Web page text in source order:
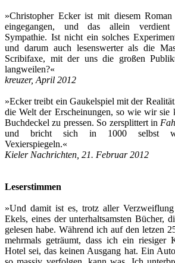
»Christopher Ecker ist mit diesem
eingegangen, und das allein verdient
Sympathie. Ist nicht ein solches
und darum auch lesenswerter als die
Scribifaxe, mit der uns die großen
langweilen?«
kreuzer, April 2012
»Ecker treibt ein Gaukelspiel mit der
die Welt der Erscheinungen, so wie wir sie
Buchdeckel zu pressen. So zersplittert in
und bricht sich in 1000 selbst
Vexierspiegeln.«
Kieler Nachrichten, 21. Februar 2012
Leserstimmen
»Und damit ist es, trotz aller
Ekels, eines der unterhaltsamsten Bücher,
gelesen habe. Während ich auf den letzen
mehrmals geträumt, dass ich ein riesiger
Hotel sei, das keinen Ausgang hat. Ein